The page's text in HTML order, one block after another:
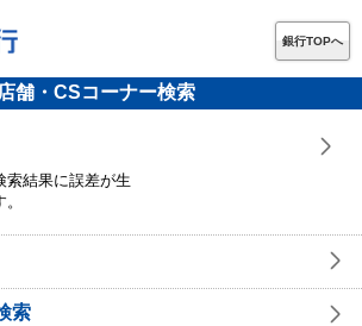
銀行TOPへ
店舗・CSコーナー検索
索結果に誤差が生
索